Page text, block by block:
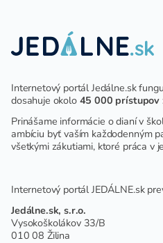
Internetový portál Jedálne.sk
dosahuje okolo 45 000 prístupov
Prinášame informácie o dianí v
ambíciu byť vaším každodenným
všetkými zákutiami, ktoré práca v
Internetový portál JEDÁLNE.sk
Jedálne.sk, s.r.o.
Vysokoškolákov 33/B
010 08 Žilina